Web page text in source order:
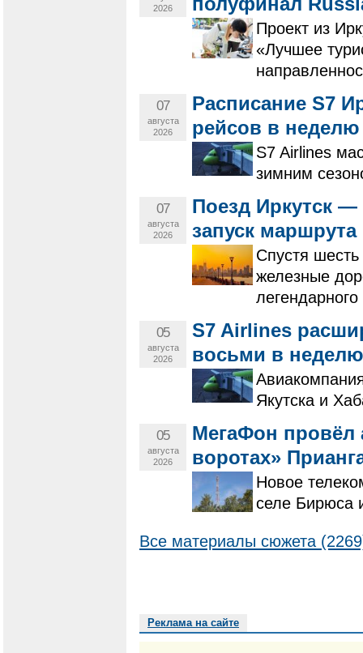
2026
Проект из
«Лучшее
07
августа
2026
Расписание S7
рейсов в
S7 Airlines
зимним
07
августа
2026
Поезд Иркутск
запуск маршрута
Спустя
железные
05
августа
2026
S7 Airlines
восьми в неделю
Якутска и
05
августа
2026
МегаФон провёл
воротах»
Новое
селе Бирюса
Все материалы сюжета
Реклама на сайте